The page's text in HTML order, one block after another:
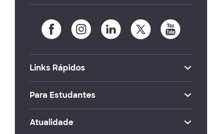
Links Rápidos
Para Estudantes
Atualidade